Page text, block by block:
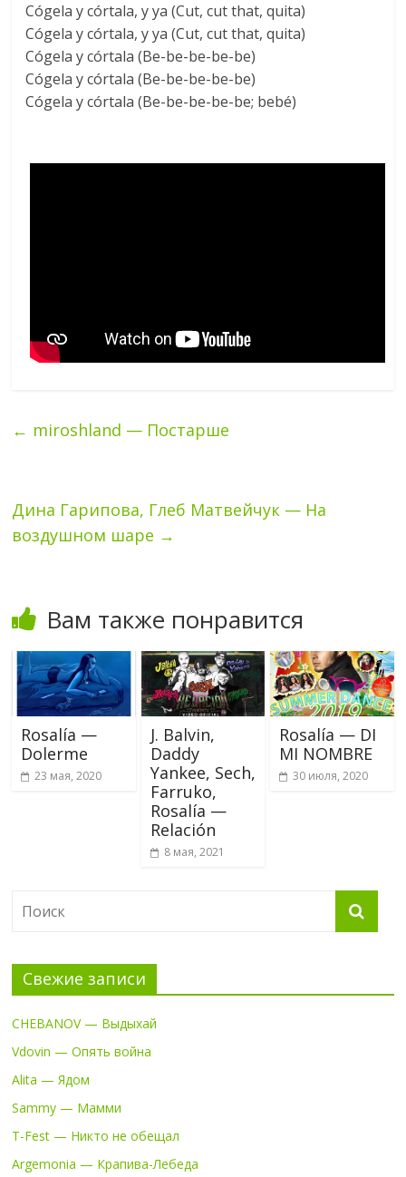
Cógela y córtala, y ya (Cut, cut that, quita)
Cógela y córtala, y ya (Cut, cut that, quita)
Cógela y córtala (Be-be-be-be-be)
Cógela y córtala (Be-be-be-be-be)
Cógela y córtala (Be-be-be-be-be; bebé)
← miroshland — Постарше
Дина Гарипова, Глеб Матвейчук — На
воздушном шаре →
Вам также понравится
Rosalía —
Dolerme
23 мая, 2020
J. Balvin,
Daddy
Yankee, Sech,
Farruko,
Rosalía —
Relación
8 мая, 2021
Rosalía — DI
MI NOMBRE
30 июля, 2020
Свежие записи
CHEBANOV — Выдыхай
Vdovin — Опять война
Alita — Ядом
Sammy — Мамми
T-Fest — Никто не обещал
Argemonia — Крапива-Лебеда